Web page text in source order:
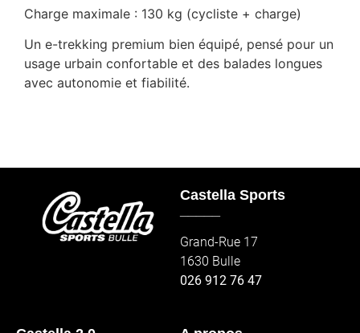
Charge maximale : 130 kg (cycliste + charge)
Un e-trekking premium bien équipé, pensé pour un
usage urbain confortable et des balades longues
avec autonomie et fiabilité.
Castella Sports
Grand-Rue 17
1630 Bulle
026 912 76 47